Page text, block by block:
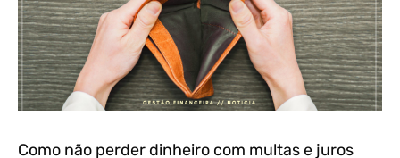
Como não perder dinheiro com multas e juros